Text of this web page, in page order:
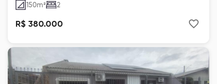
150m² 2
R$ 380.000